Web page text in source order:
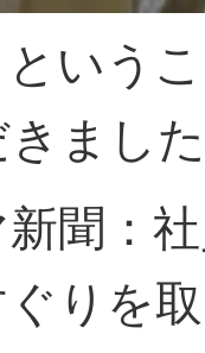
という
きまし
聞：
ぐりを